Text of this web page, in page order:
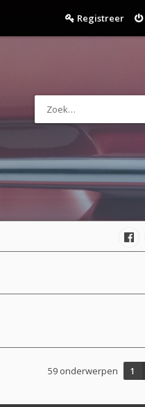
Registreer
59 onderwerpen 1